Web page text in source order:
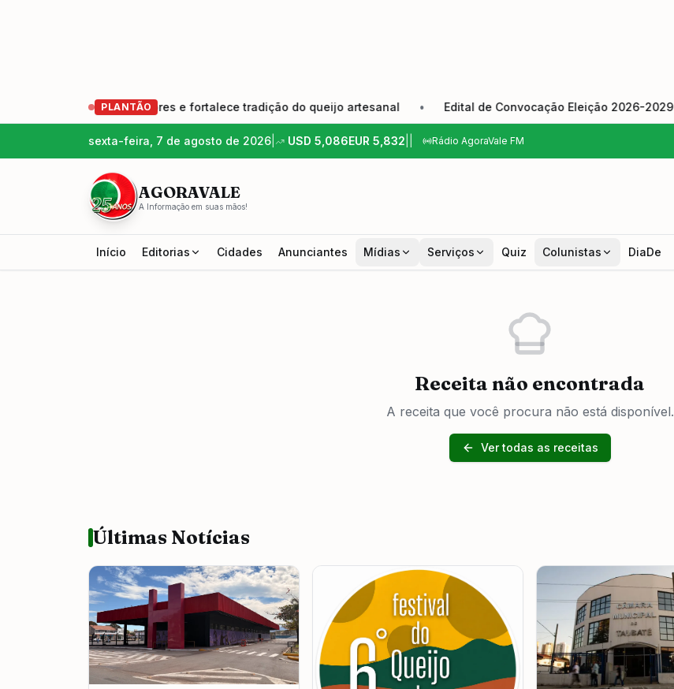
PLANTÃO
geração de produtores e fortalece tradição do queijo artesanal • Edital de Convocação Eleição 2026-2029 •
sexta-feira, 7 de agosto de 2026 USD 5,086EUR 5,832 Rádio AgoraVale FM
AGORAVALE
A Informação em suas mãos!
Início Editorias Cidades Anunciantes Mídias Serviços Quiz Colunistas DiaDe
Receita não encontrada
A receita que você procura não está disponível.
Ver todas as receitas
Últimas Notícias